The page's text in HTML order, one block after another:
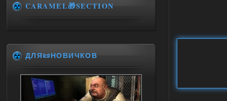
CARAMEL🎁SECTION
ДЛЯ📜НОВИЧКОВ